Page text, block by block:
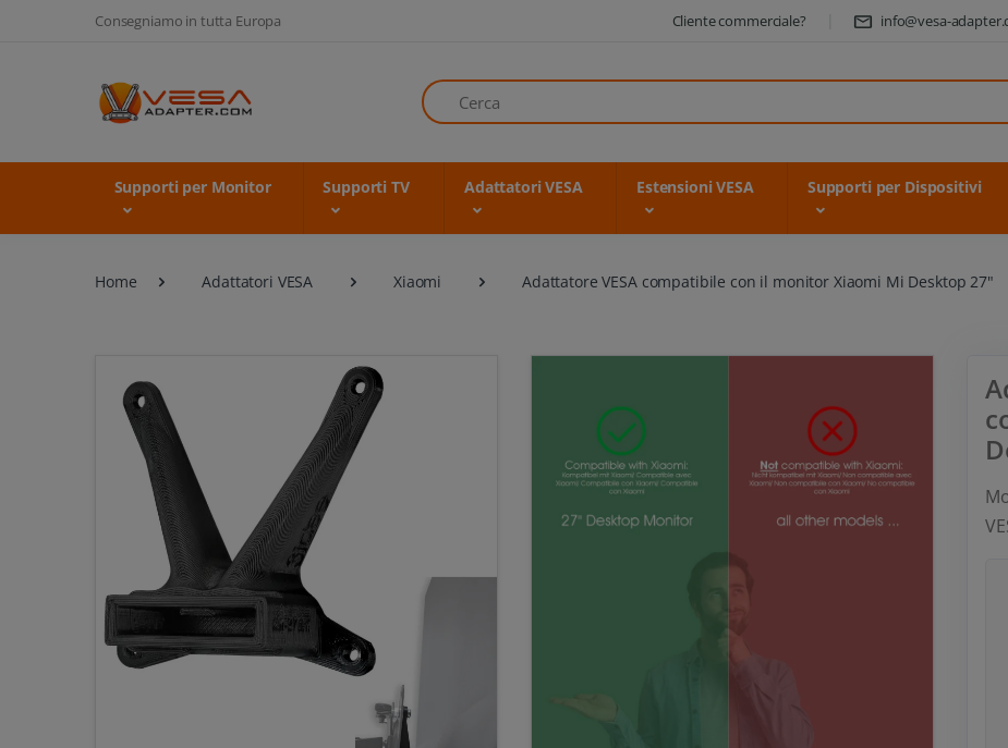
Consegniamo in tutta Europa Cliente commerciale? info@vesa-
Cerca
Supporti per Monitor Supporti TV Adattatori VESA Estensioni VESA Supporti per Dispositivi
Home Adattatori VESA Xiaomi Adattatore VESA compatibile con il monitor Xiaomi Mi Desktop 27"